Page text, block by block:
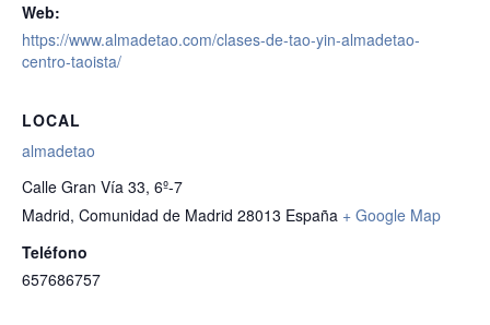
Web:
https://www.almadetao.com/clases-de-tao-yin-almadetao-
centro-taoista/
LOCAL
almadetao
Calle Gran Vía 33, 6º-7
Madrid, Comunidad de Madrid 28013 España + Google Map
Teléfono
657686757